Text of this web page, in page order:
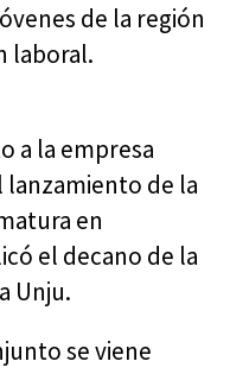
de la región
laboral.
a la empresa
lanzamiento de la
en
el decano de la
Unju.
se viene